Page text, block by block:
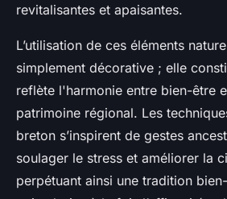
revitalisantes et apaisantes.
L’utilisation de ces éléments
simplement décorative ; elle
reflète l'harmonie entre bien-être
patrimoine régional. Les
breton s’inspirent de gestes
soulager le stress et améliorer la
perpétuant ainsi une tradition